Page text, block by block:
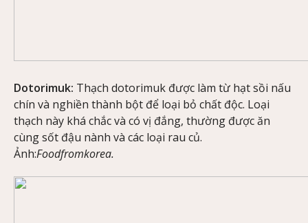
Dotorimuk: Thạch dotorimuk được làm từ hạt sồi nấu
chín và nghiền thành bột để loại bỏ chất độc. Loại
thạch này khá chắc và có vị đắng, thường được ăn
cùng sốt đậu nành và các loại rau củ.
Ảnh:Foodfromkorea.